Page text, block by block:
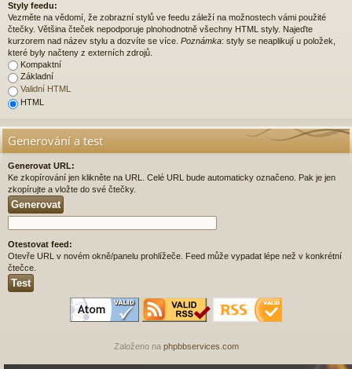
Styly feedu:
Vezměte na vědomí, že zobrazní stylů ve feedu záleží na možnostech vámi použité
čtečky. Většina čteček nepodporuje plnohodnotně všechny HTML styly. Najeďte
kurzorem nad název stylu a dozvíte se více. Poznámka: styly se neaplikují u položek,
které byly načteny z externích zdrojů.
Kompaktní
Základní
Validní HTML
HTML
Generování a test
Generovat URL:
Ke zkopírování jen klikněte na URL. Celé URL bude automaticky označeno. Pak je jen
zkopírujte a vložte do své čtečky.
Otestovat feed:
Otevře URL v novém okně/panelu prohlížeče. Feed může vypadat lépe než v konkrétní
čtečce.
Založeno na phpbbservices.com